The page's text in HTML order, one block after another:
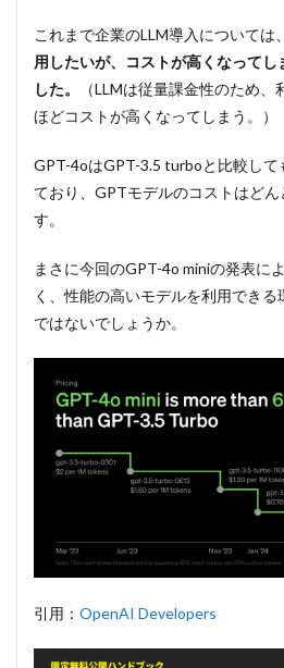
これまで企業のLLM導入については
用したいが、コストが高くなってし
した。
（LLMは従量課金性のため
ほどコストが高くなってしまう。）
GPT-4oはGPT-3.5 turboと比較して
ており、GPTモデルのコストはど
す。
まさに今回のGPT-4o miniの発表に
く、性能の高いモデルを利用でき
ではないでしょうか。
引用： OpenAI Developers